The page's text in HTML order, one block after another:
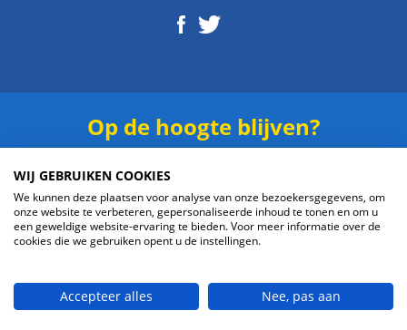
Op de hoogte blijven?
© 2026 Boekenfestijn.com | website doorBlueMinds.nl
WIJ GEBRUIKEN COOKIES
We kunnen deze plaatsen voor analyse van onze bezoekersgegevens, om
onze website te verbeteren, gepersonaliseerde inhoud te tonen en om u
een geweldige website-ervaring te bieden. Voor meer informatie over de
cookies die we gebruiken opent u de instellingen.
Accepteer alles Nee, pas aan